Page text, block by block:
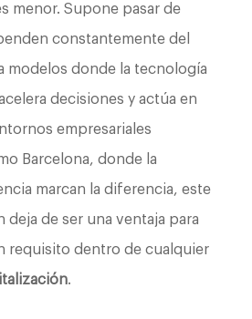
menor. Supone pasar de
constantemente del
modelos donde la tecnología
decisiones y actúa en
empresariales
Barcelona, donde la
marcan la diferencia, este
de ser una ventaja para
requisito dentro de cualquier
.